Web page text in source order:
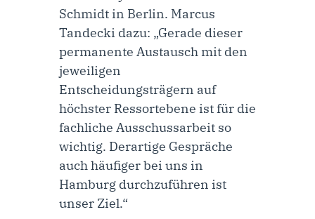
Schmidt in Berlin. Marcus
Tandecki dazu: „Gerade dieser
permanente Austausch mit den
jeweiligen
Entscheidungsträgern auf
höchster Ressortebene ist für die
fachliche Ausschussarbeit so
wichtig. Derartige Gespräche
auch häufiger bei uns in
Hamburg durchzuführen ist
unser Ziel.“